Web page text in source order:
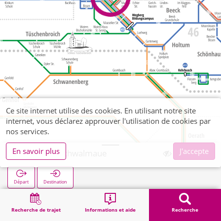
Recherche de trajet Informations et aide Recherche
Wegberg Schwalmaue
Départ Destination
Démarrage Recherche Wegberg Schwalmaue
Ce site internet utilise des cookies. En utilisant notre site
internet, vous déclarez approuver l'utilisation de cookies par
nos services.
En savoir plus
J'accepte